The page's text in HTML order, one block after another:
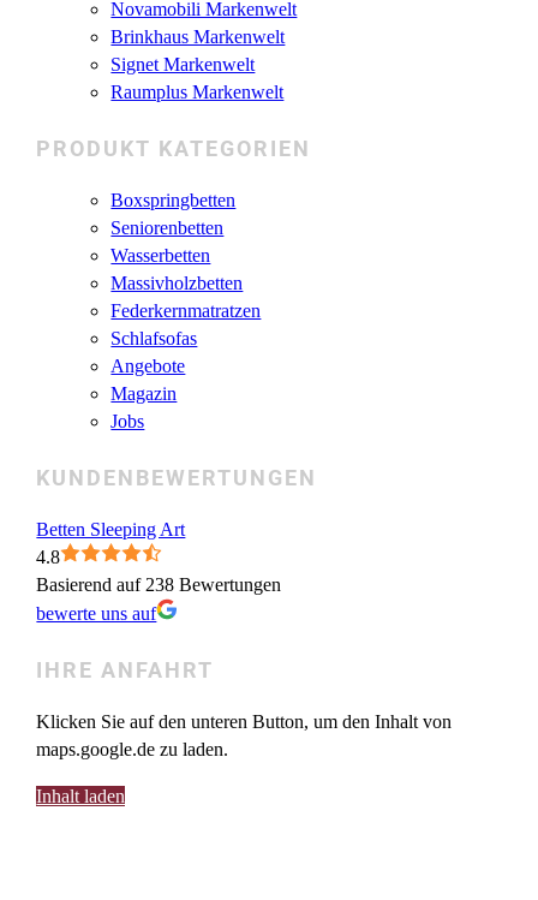
Novamobili Markenwelt
Brinkhaus Markenwelt
Signet Markenwelt
Raumplus Markenwelt
PRODUKT KATEGORIEN
Boxspringbetten
Seniorenbetten
Wasserbetten
Massivholzbetten
Federkernmatratzen
Schlafsofas
Angebote
Magazin
Jobs
KUNDENBEWERTUNGEN
Betten Sleeping Art
4.8
Basierend auf 238 Bewertungen
bewerte uns auf
IHRE ANFAHRT
Klicken Sie auf den unteren Button, um den Inhalt von
maps.google.de zu laden.
Inhalt laden